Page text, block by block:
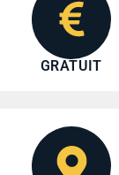
GRATUIT